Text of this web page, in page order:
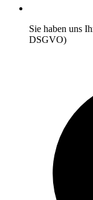
Sie haben uns
DSGVO)